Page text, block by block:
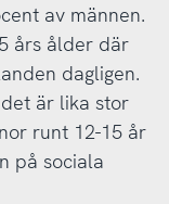
av männen.
års ålder där
dagligen.
är lika stor
runt 12-15 år
på sociala